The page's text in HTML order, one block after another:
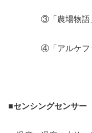
③「農場物語
④「アルケファ
■センシングセンサー